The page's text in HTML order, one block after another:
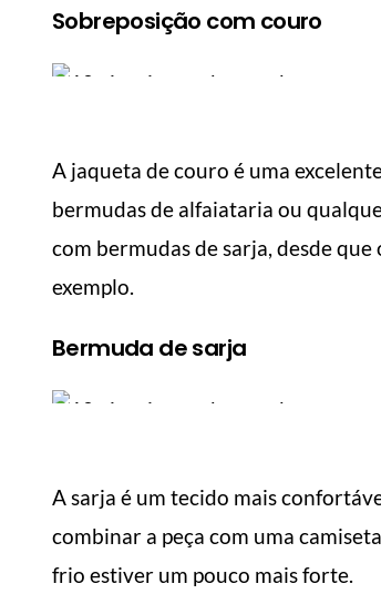
Sobreposição com couro
A jaqueta de couro é uma
bermudas de alfaiataria ou
com bermudas de sarja, desde
exemplo.
Bermuda de sarja
A sarja é um tecido mais
combinar a peça com uma
frio estiver um pouco mais forte.